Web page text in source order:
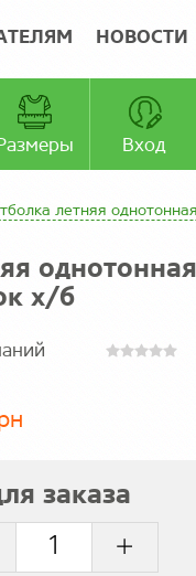
НОВОСТИ
Вход
летняя
однотонная
х/б
заказа